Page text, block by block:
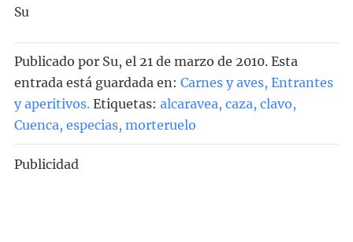
Su
Publicado por Su, el 21 de marzo de 2010. Esta
entrada está guardada en: Carnes y aves, Entrantes
y aperitivos. Etiquetas: alcaravea, caza, clavo,
Cuenca, especias, morteruelo
Publicidad